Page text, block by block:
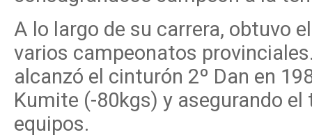
A lo largo de su carrera, obtuvo
varios campeonatos
alcanzó el cinturón 2º Dan en
Kumite (-80kgs) y asegurando
equipos.